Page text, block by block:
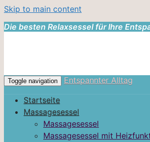
Skip to main content
Die besten Relaxsessel für Ihre
Toggle navigation
Entspannter Alltag
Startseite
Massagesessel
Massagesessel
Massagesessel mit